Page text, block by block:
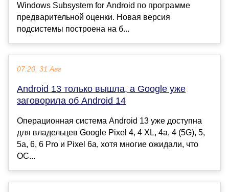
Windows Subsystem for Android по программе
предварительной оценки. Новая версия
подсистемы построена на б...
07:20, 31 Авг
Android 13 только вышла, а Google уже
заговорила об Android 14
Операционная система Android 13 уже доступна
для владельцев Google Pixel 4, 4 XL, 4a, 4 (5G), 5,
5a, 6, 6 Pro и Pixel 6a, хотя многие ожидали, что
ОС...